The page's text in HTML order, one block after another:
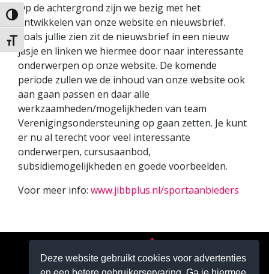
Deze website gebruikt cookies voor advertenties
Keuze voor hoog contrast
Kies grootte van het lettertype
Op de achtergrond zijn we bezig met het
ontwikkelen van onze website en nieuwsbrief.
Zoals jullie zien zit de nieuwsbrief in een nieuw
jasje en linken we hiermee door naar interessante
onderwerpen op onze website. De komende
periode zullen we de inhoud van onze website ook
aan gaan passen en daar alle
werkzaamheden/mogelijkheden van team
Verenigingsondersteuning op gaan zetten. Je kunt
er nu al terecht voor veel interessante
onderwerpen, cursusaanbod,
subsidiemogelijkheden en goede voorbeelden.
Voor meer info: www.jibbplus.nl/sportaanbieders